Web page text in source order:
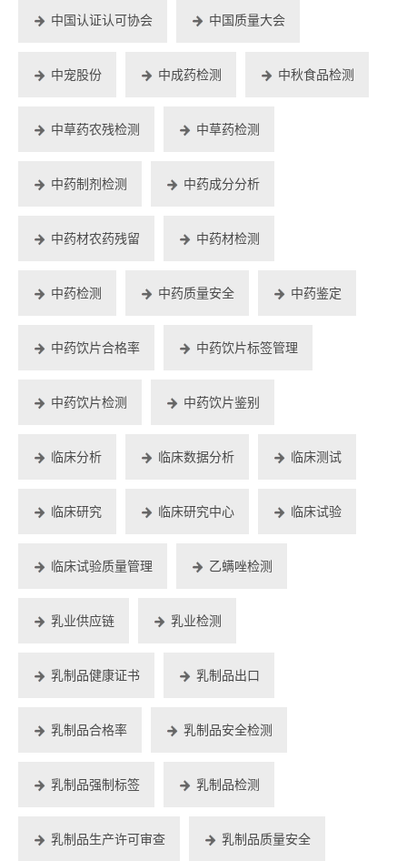
中国认证认可协会 中国质量大会
中宠股份 中成药检测 中秋食品检测
中草药农残检测 中草药检测
中药制剂检测 中药成分分析
中药材农药残留 中药材检测
中药检测 中药质量安全 中药鉴定
中药饮片合格率 中药饮片标签管理
中药饮片检测 中药饮片鉴别
临床分析 临床数据分析 临床测试
临床研究 临床研究中心 临床试验
临床试验质量管理 乙螨唑检测
乳业供应链 乳业检测
乳制品健康证书 乳制品出口
乳制品合格率 乳制品安全检测
乳制品强制标签 乳制品检测
乳制品生产许可审查 乳制品质量安全